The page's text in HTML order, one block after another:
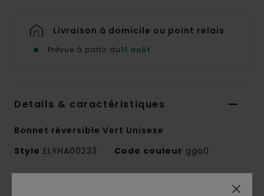
Livraison à domicile ou point relais
Prévue à partir du11 août
Details & caractéristiques
Bonnet réversible Vert Unisexe
Style ELYHA00233 Code couleur gga0